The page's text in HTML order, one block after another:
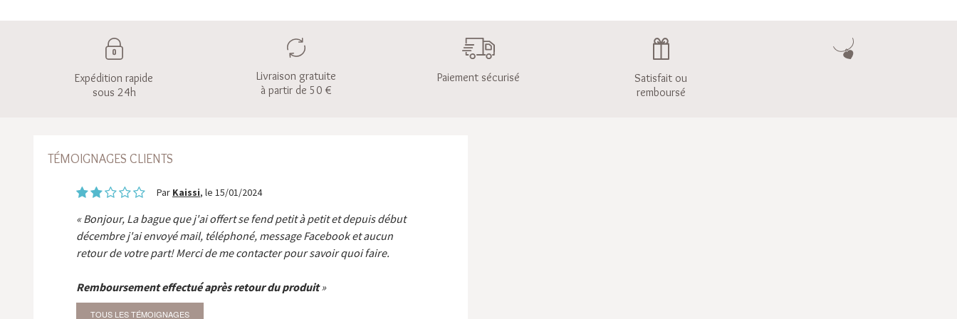
Expédition rapide
sous 24h
Livraison gratuite
à partir de 50 €
Paiement sécurisé
Satisfait ou
remboursé
TÉMOIGNAGES CLIENTS
Par Kaissi, le 15/01/2024
Bonjour, La bague que j'ai offert se fend petit à petit et depuis début
décembre j'ai envoyé mail, téléphoné, message Facebook et aucun
retour de votre part! Merci de me contacter pour savoir quoi faire.
Remboursement effectué après retour du produit
TOUS LES TÉMOIGNAGES